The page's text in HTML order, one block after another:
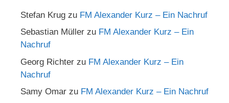
Stefan Krug zu FM Alexander Kurz – Ein Nachruf
Sebastian Müller zu FM Alexander Kurz – Ein
Nachruf
Georg Richter zu FM Alexander Kurz – Ein
Nachruf
Samy Omar zu FM Alexander Kurz – Ein Nachruf